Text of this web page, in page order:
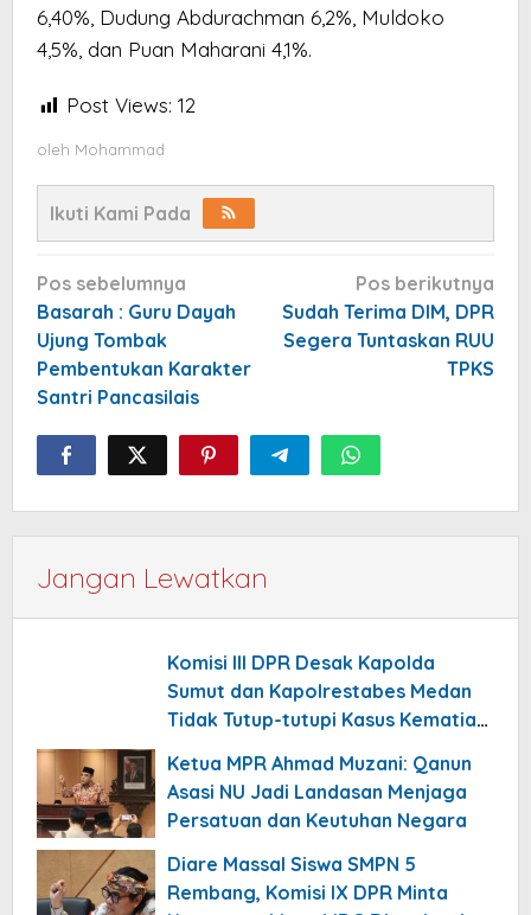
6,40%, Dudung Abdurachman 6,2%, Muldoko
4,5%, dan Puan Maharani 4,1%.
Post Views: 12
oleh Mohammad
Ikuti Kami Pada
Navigasi
pos
Pos sebelumnya
Basarah : Guru Dayah
Ujung Tombak
Pembentukan Karakter
Santri Pancasilais
Pos berikutnya
Sudah Terima DIM, DPR
Segera Tuntaskan RUU
TPKS
Jangan Lewatkan
Komisi III DPR Desak Kapolda
Sumut dan Kapolrestabes Medan
Tidak Tutup-tutupi Kasus Kematian
Ketua MPR Ahmad Muzani: Qanun
Asasi NU Jadi Landasan Menjaga
Persatuan dan Keutuhan Negara
Diare Massal Siswa SMPN 5
Rembang, Komisi IX DPR Minta